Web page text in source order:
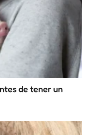
de tener un